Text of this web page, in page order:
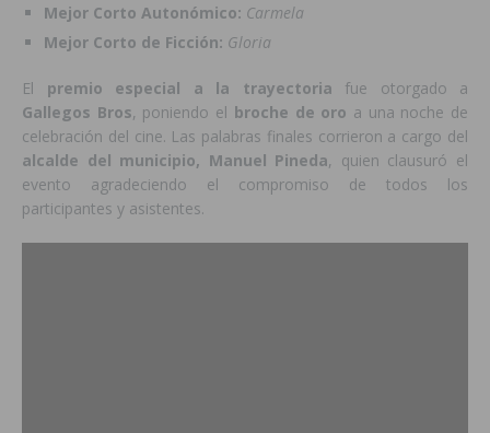
Mejor Corto Autonómico: Carmela
Mejor Corto de Ficción: Gloria
El premio especial a la trayectoria fue otorgado a
Gallegos Bros, poniendo el broche de oro a una noche de
celebración del cine. Las palabras finales corrieron a cargo del
alcalde del municipio, Manuel Pineda, quien clausuró el
evento agradeciendo el compromiso de todos los
participantes y asistentes.